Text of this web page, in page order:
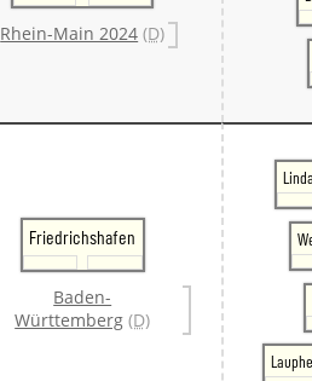
Rhein-Main 2024 (D)
Friedrichshafen
Baden-
Württemberg (D)